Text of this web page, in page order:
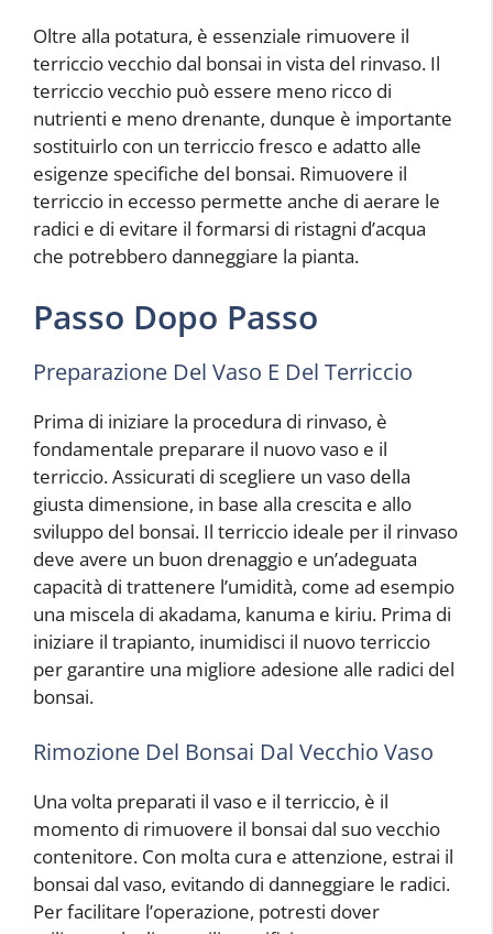
Oltre alla potatura, è essenziale rimuovere il
terriccio vecchio dal bonsai in vista del rinvaso. Il
terriccio vecchio può essere meno ricco di
nutrienti e meno drenante, dunque è importante
sostituirlo con un terriccio fresco e adatto alle
esigenze specifiche del bonsai. Rimuovere il
terriccio in eccesso permette anche di aerare le
radici e di evitare il formarsi di ristagni d’acqua
che potrebbero danneggiare la pianta.
Passo Dopo Passo
Preparazione Del Vaso E Del Terriccio
Prima di iniziare la procedura di rinvaso, è
fondamentale preparare il nuovo vaso e il
terriccio. Assicurati di scegliere un vaso della
giusta dimensione, in base alla crescita e allo
sviluppo del bonsai. Il terriccio ideale per il rinvaso
deve avere un buon drenaggio e un’adeguata
capacità di trattenere l’umidità, come ad esempio
una miscela di akadama, kanuma e kiriu. Prima di
iniziare il trapianto, inumidisci il nuovo terriccio
per garantire una migliore adesione alle radici del
bonsai.
Rimozione Del Bonsai Dal Vecchio Vaso
Una volta preparati il vaso e il terriccio, è il
momento di rimuovere il bonsai dal suo vecchio
contenitore. Con molta cura e attenzione, estrai il
bonsai dal vaso, evitando di danneggiare le radici.
Per facilitare l’operazione, potresti dover